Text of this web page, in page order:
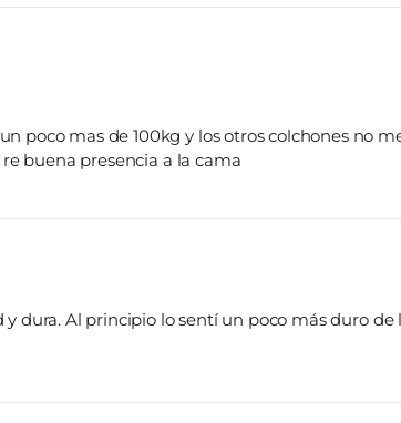
poco mas de 100kg y los otros colchones no
buena presencia a la cama
dura. Al principio lo sentí un poco más duro